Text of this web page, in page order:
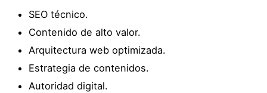
SEO técnico.
Contenido de alto valor.
Arquitectura web optimizada.
Estrategia de contenidos.
Autoridad digital.